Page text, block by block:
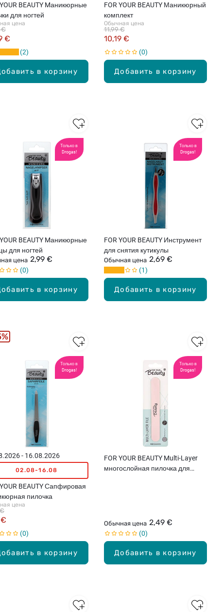
в корзину
BEAUTY Mаникюрные
для ногтей
цена
€
€
2
Добавить в корзину
FOR YOUR BEAUTY Маникюрный
комплект
Обычная цена
10,19 €
11,99 €
0
Только в
Drogas!
в корзину
BEAUTY Mаникюрные
для ногтей
цена 2,99 €
0
Только в
Drogas!
Добавить в корзину
FOR YOUR BEAUTY Инструмент
для снятия кутикулы
Обычная цена 2,69 €
1
Только в
Drogas!
в корзину
- 16.08.2026
02.08-16.08
BEAUTY Сапфировая
пилочка
цена
€
0
Только в
Drogas!
Добавить в корзину
FOR YOUR BEAUTY Multi-Layer
многослойная пилочка для
Обычная цена 2,49 €
0